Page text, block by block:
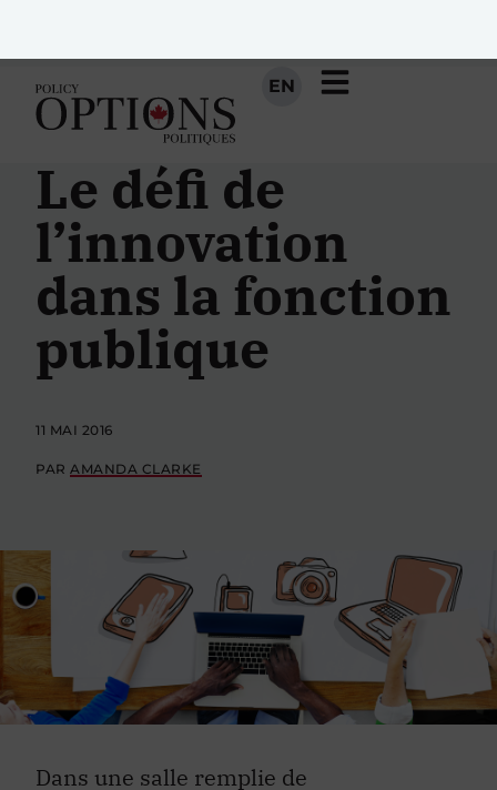
Le défi de
l’innovation
dans la fonction
publique
11 MAI 2016
PARAMANDA CLARKE
Dans une salle remplie de